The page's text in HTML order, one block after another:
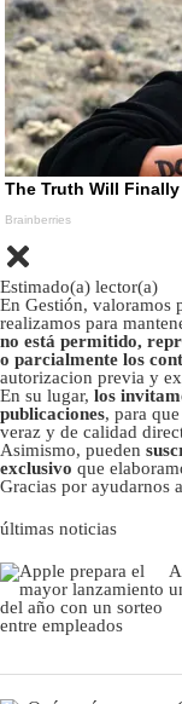
Estimado(a) lector(a)
En Gestión, valoramos
realizamos para
no está permitido,
o parcialmente los
autorizacion previa y
En su lugar, los
publicaciones, para
veraz y de calidad
Asimismo, pueden
exclusivo que
Gracias por ayudarnos
últimas noticias